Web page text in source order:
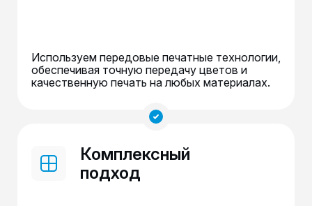
Используем передовые печатные технологии,
обеспечивая точную передачу цветов и
качественную печать на любых материалах.
Комплексный
подход